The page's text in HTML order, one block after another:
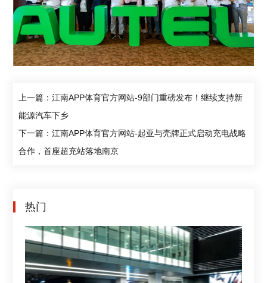
上一篇：江南APP体育官方网站-9部门重磅发布！继续支持新
能源汽车下乡
下一篇：江南APP体育官方网站-起亚与壳牌正式启动充电战略
合作，首座超充站落地南京
热门